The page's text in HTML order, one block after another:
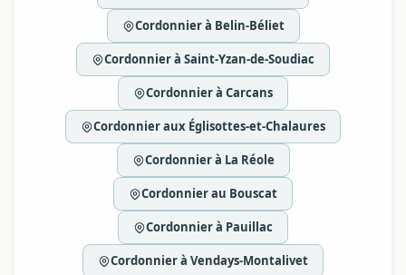
Cordonnier à Belin-Béliet
Cordonnier à Saint-Yzan-de-Soudiac
Cordonnier à Carcans
Cordonnier aux Églisottes-et-Chalaures
Cordonnier à La Réole
Cordonnier au Bouscat
Cordonnier à Pauillac
Cordonnier à Vendays-Montalivet